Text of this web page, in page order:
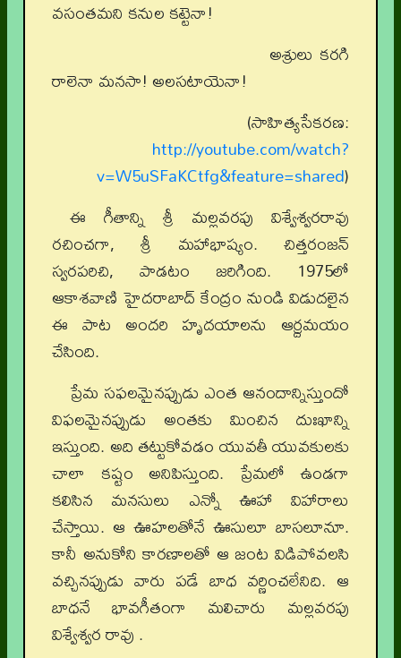
వసంతమని కనుల కట్టెనా!
అశ్రులు కరగి
రాలెనా మనసా! అలసటాయెనా!
(సాహిత్యసేకరణ:
http://youtube.com/watch?
v=W5uSFaKCtfg&feature=shared)
ఈ గీతాన్ని శ్రీ మల్లవరపు విశ్వేశ్వరరావు
రచించగా, శ్రీ మహాభాష్యం. చిత్తరంజన్
స్వరపరిచి, పాడటం జరిగింది. 1975లో
ఆకాశవాణి హైదరాబాద్ కేంద్రం నుండి విడుదలైన
ఈ పాట అందరి హృదయాలను ఆర్ద్రమయం
చేసింది.
ప్రేమ సఫలమైనప్పుడు ఎంత ఆనందాన్నిస్తుందో
విఫలమైనప్పుడు అంతకు మించిన దుఃఖాన్ని
ఇస్తుంది. అది తట్టుకోవడం యువతీ యువకులకు
చాలా కష్టం అనిపిస్తుంది. ప్రేమలో ఉండగా
కలిసిన మనసులు ఎన్నో ఊహా విహారాలు
చేస్తాయి. ఆ ఊహలతోనే ఊసులూ బాసలూనూ.
కానీ అనుకోని కారణాలతో ఆ జంట విడిపోవలసి
వచ్చినప్పుడు వారు పడే బాధ వర్ణించలేనిది. ఆ
బాధనే భావగీతంగా మలిచారు మల్లవరపు
విశ్వేశ్వర రావు .